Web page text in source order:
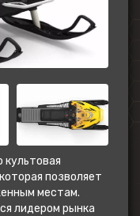
культовая
позволяет
местам.
лидером рынка